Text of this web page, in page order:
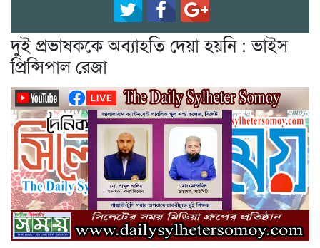
দুই প্রভাষককে অব্যাহতি দেয়া হয়নি : ভাইস
প্রিন্সিপাল রেজা